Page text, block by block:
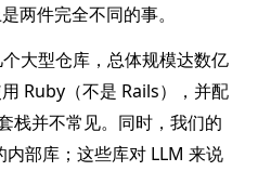
两件完全不同的事。
大型仓库，总体规模达数亿
Ruby（不是 Rails），并配
并不常见。同时，我们的
部库；这些库对 LLM 来说